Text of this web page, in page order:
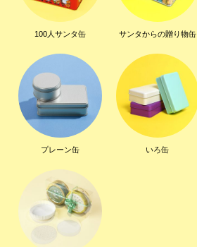
100人サンタ缶 サンタからの贈り物缶
プレーン缶 いろ缶